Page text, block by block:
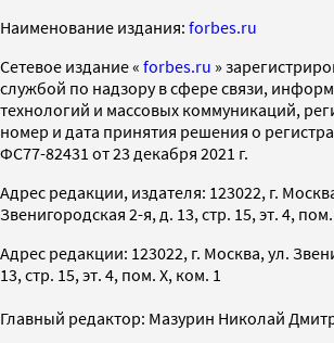
Наименование издания: forbes.ru
Cетевое издание « forbes.ru »
службой по надзору в сфере связи,
технологий и массовых коммуникаций,
номер и дата принятия решения о
ФС77-82431 от 23 декабря 2021 г.
Адрес редакции, издателя: 123022, г.
Звенигородская 2-я, д. 13, стр. 15, эт. 4, пом.
Адрес редакции: 123022, г. Москва, ул.
13, стр. 15, эт. 4, пом. X, ком. 1
Главный редактор: Мазурин Николай